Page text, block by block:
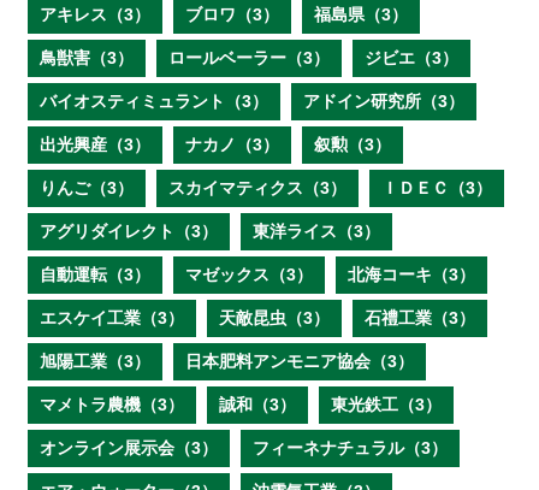
アキレス（3） ブロワ（3） 福島県（3）
鳥獣害（3） ロールベーラー（3） ジビエ（3）
バイオスティミュラント（3） アドイン研究所（3）
出光興産（3） ナカノ（3） 叙勲（3）
りんご（3） スカイマティクス（3） ＩＤＥＣ（3）
アグリダイレクト（3） 東洋ライス（3）
自動運転（3） マゼックス（3） 北海コーキ（3）
エスケイ工業（3） 天敵昆虫（3） 石禮工業（3）
旭陽工業（3） 日本肥料アンモニア協会（3）
マメトラ農機（3） 誠和（3） 東光鉄工（3）
オンライン展示会（3） フィーネナチュラル（3）